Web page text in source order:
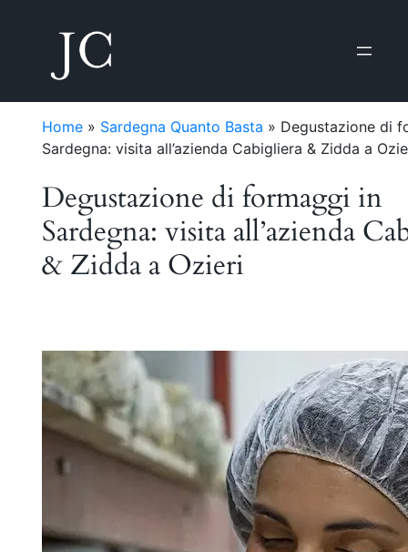
Home » Sardegna Quanto Basta » Degustazione di
Sardegna: visita all’azienda Cabigliera & Zidda a
Degustazione di formaggi in
Sardegna: visita all’azienda
& Zidda a Ozieri